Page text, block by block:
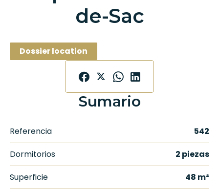
de-Sac
Dossier location
Sumario
Referencia 542
Dormitorios 2 piezas
Superficie 48 m²